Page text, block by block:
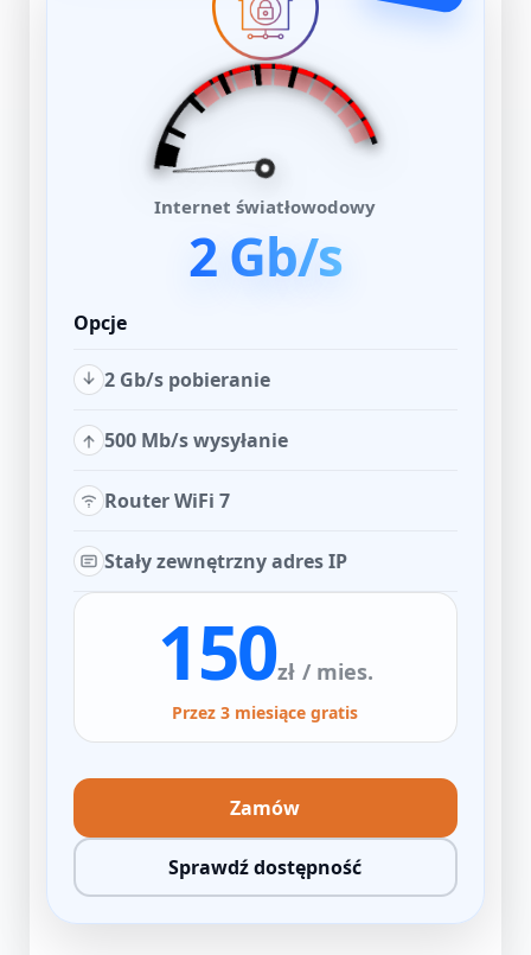
Internet światłowodowy
2 Gb/s
Opcje
2 Gb/s pobieranie
500 Mb/s wysyłanie
Router WiFi 7
Stały zewnętrzny adres IP
150zł / mies.
Przez 3 miesiące gratis
Zamów
Sprawdź dostępność